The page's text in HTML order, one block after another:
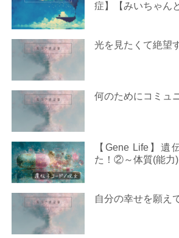
症】【みいちゃん
光を見たくて絶望
何のためにコミュ
【Gene Life】遺
た！②～体質(能力)
自分の幸せを願え